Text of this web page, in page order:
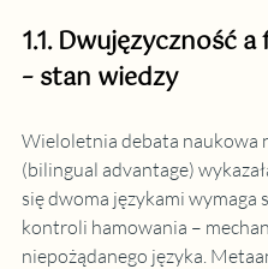
1.1. Dwujęzyczność
– stan wiedzy
Wieloletnia debata naukowa
(bilingual advantage)
się dwoma językami wymaga
kontroli hamowania –
niepożądanego języka.